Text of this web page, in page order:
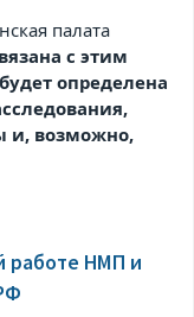
палата
с этим
определена
и, возможно,
работе НМП и